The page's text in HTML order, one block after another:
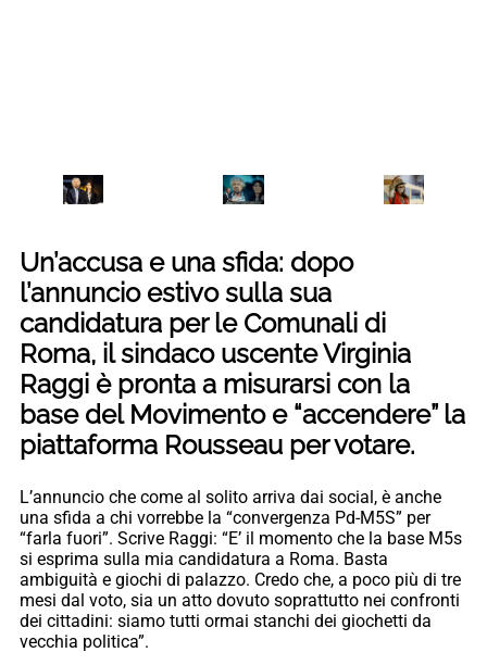
Un’accusa e una sfida: dopo
l’annuncio estivo sulla sua
candidatura per le Comunali di
Roma, il sindaco uscente Virginia
Raggi è pronta a misurarsi con la
base del Movimento e “accendere” la
piattaforma Rousseau per votare.
L’annuncio che come al solito arriva dai social, è anche
una sfida a chi vorrebbe la “convergenza Pd-M5S” per
“farla fuori”. Scrive Raggi: “E’ il momento che la base M5s
si esprima sulla mia candidatura a Roma. Basta
ambiguità e giochi di palazzo. Credo che, a poco più di tre
mesi dal voto, sia un atto dovuto soprattutto nei confronti
dei cittadini: siamo tutti ormai stanchi dei giochetti da
vecchia politica”.